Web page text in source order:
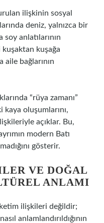
ilişkinin sosyal
deniz, yalnızca bir
anlatılarının
kuşaktan kuşağa
aile bağlarının
“rüya zamanı”
kaya oluşumlarını,
açıklar. Bu,
modern Batı
gösterir.
VE DOĞAL
ANLAMI
ilişkileri değildir;
anlamlandırıldığının